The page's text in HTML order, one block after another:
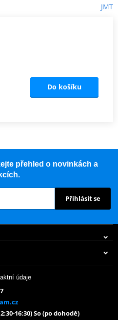
JMT
Do košíku
přehled o novinkách a
Přihlásit se
údaje
16:30) So (po dohodě)